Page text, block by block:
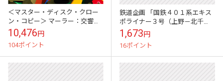
＜マスター・ディスク・クロー
ン・コピー＞ マーラー：交響曲
第1番
10,476円
104ポイント
鉄道企画 「国鉄４０１系エキス
ポライナー３号（上野－北千
住）ほか」 懐かしい昭和の鉄道
音CD
1,673円
16ポイント